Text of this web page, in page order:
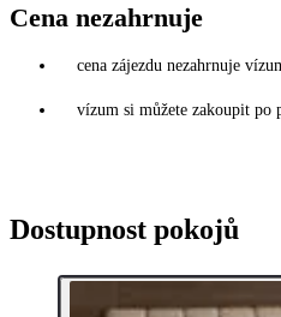
Cena nezahrnuje
cena zájezdu nezahrnuje
vízum si můžete zakoupit po
Dostupnost pokojů